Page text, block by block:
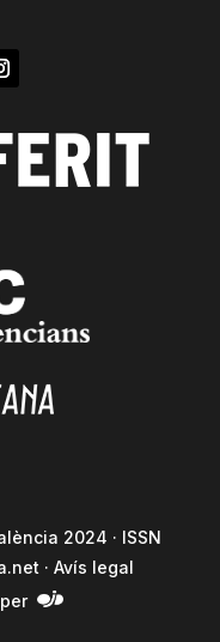
2024 · ISSN
·Avís legal
per